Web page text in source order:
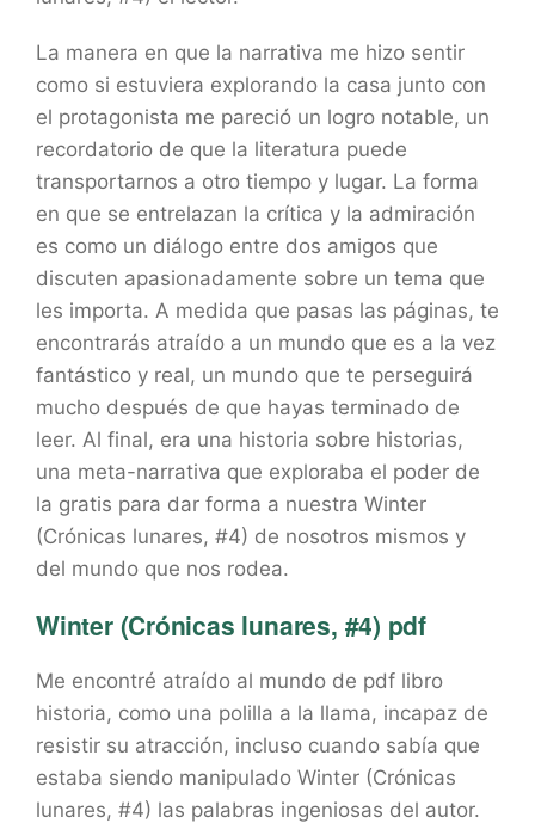
La manera en que la narrativa me hizo sentir
como si estuviera explorando la casa junto con
el protagonista me pareció un logro notable, un
recordatorio de que la literatura puede
transportarnos a otro tiempo y lugar. La forma
en que se entrelazan la crítica y la admiración
es como un diálogo entre dos amigos que
discuten apasionadamente sobre un tema que
les importa. A medida que pasas las páginas, te
encontrarás atraído a un mundo que es a la vez
fantástico y real, un mundo que te perseguirá
mucho después de que hayas terminado de
leer. Al final, era una historia sobre historias,
una meta-narrativa que exploraba el poder de
la gratis para dar forma a nuestra Winter
(Crónicas lunares, #4) de nosotros mismos y
del mundo que nos rodea.
Winter (Crónicas lunares, #4) pdf
Me encontré atraído al mundo de pdf libro
historia, como una polilla a la llama, incapaz de
resistir su atracción, incluso cuando sabía que
estaba siendo manipulado Winter (Crónicas
lunares, #4) las palabras ingeniosas del autor.